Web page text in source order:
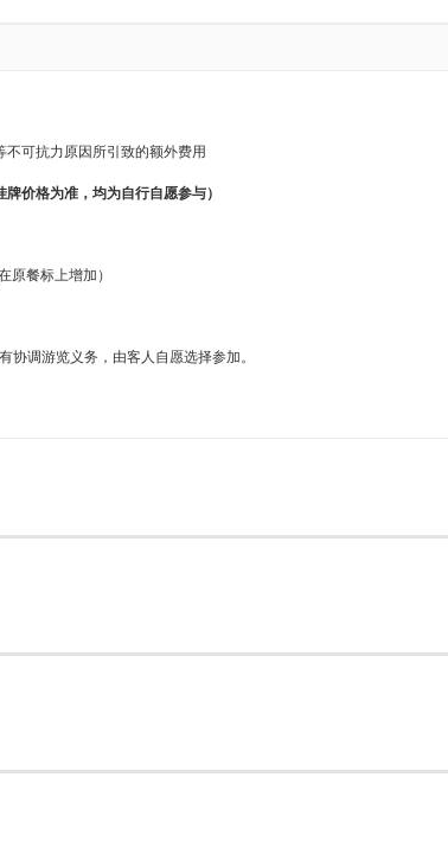
可抗力原因所引致的额外费用
牌价格为准，均为自行自愿参与）
原餐标上增加）
协调游览义务，由客人自愿选择参加。